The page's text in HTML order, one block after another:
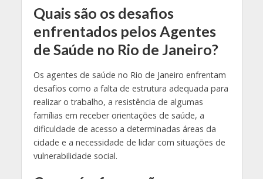
Quais são os desafios
enfrentados pelos Agentes
de Saúde no Rio de Janeiro?
Os agentes de saúde no Rio de Janeiro enfrentam
desafios como a falta de estrutura adequada para
realizar o trabalho, a resistência de algumas
famílias em receber orientações de saúde, a
dificuldade de acesso a determinadas áreas da
cidade e a necessidade de lidar com situações de
vulnerabilidade social.